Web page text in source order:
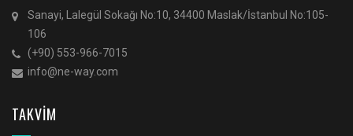
Sanayi, Lalegül Sokağı No:10, 34400 Maslak/İstanbul No:105-
106
(+90) 553-966-7015
info@ne-way.com
TAKVİM